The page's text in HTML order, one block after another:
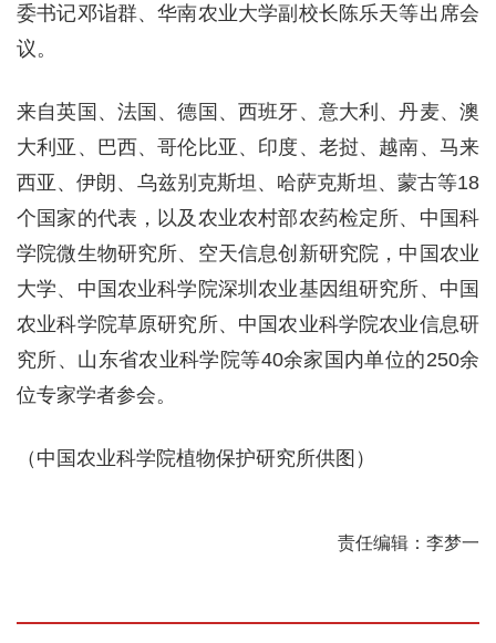
委书记邓诣群、华南农业大学副校长陈乐天等出席会
议。
来自英国、法国、德国、西班牙、意大利、丹麦、澳
大利亚、巴西、哥伦比亚、印度、老挝、越南、马来
西亚、伊朗、乌兹别克斯坦、哈萨克斯坦、蒙古等18
个国家的代表，以及农业农村部农药检定所、中国科
学院微生物研究所、空天信息创新研究院，中国农业
大学、中国农业科学院深圳农业基因组研究所、中国
农业科学院草原研究所、中国农业科学院农业信息研
究所、山东省农业科学院等40余家国内单位的250余
位专家学者参会。
（中国农业科学院植物保护研究所供图）
责任编辑：李梦一